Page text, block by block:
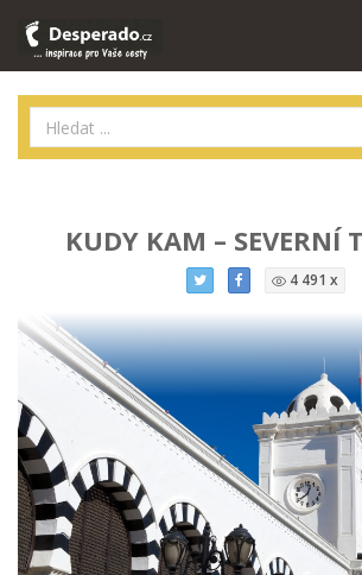
KUDY KAM – SEVERNÍ
4 491 x